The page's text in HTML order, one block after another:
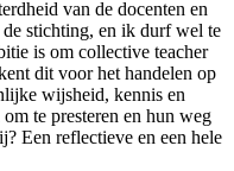
van de docenten en
stichting, en ik durf wel te
is om collective teacher
dit voor het handelen op
wijsheid, kennis en
te presteren en hun weg
Een reflectieve en een hele